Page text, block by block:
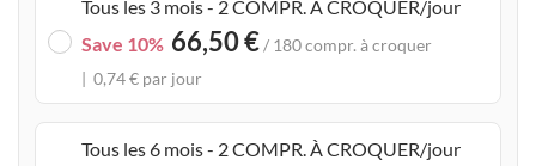
Tous les 3 mois - 2 COMPR. Á CROQUER/jour
0,74 € par jour
66,50 €/ 180 compr. à croquer
Save 10%
Tous les 6 mois - 2 COMPR. À CROQUER/jour